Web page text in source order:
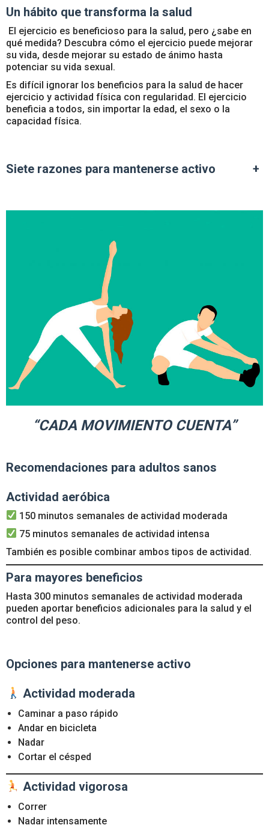
Un hábito que transforma la salud
El ejercicio es beneficioso para la salud, pero ¿sabe en
qué medida? Descubra cómo el ejercicio puede mejorar
su vida, desde mejorar su estado de ánimo hasta
potenciar su vida sexual.
Es difícil ignorar los beneficios para la salud de hacer
ejercicio y actividad física con regularidad. El ejercicio
beneficia a todos, sin importar la edad, el sexo o la
capacidad física.
Siete razones para mantenerse activo +
“CADA MOVIMIENTO CUENTA”
Recomendaciones para adultos sanos
Actividad aeróbica
150 minutos semanales de actividad moderada
75 minutos semanales de actividad intensa
También es posible combinar ambos tipos de actividad.
Para mayores beneficios
Hasta 300 minutos semanales de actividad moderada
pueden aportar beneficios adicionales para la salud y el
control del peso.
Opciones para mantenerse activo
Actividad moderada
Caminar a paso rápido
Andar en bicicleta
Nadar
Cortar el césped
Actividad vigorosa
Correr
Nadar intensamente